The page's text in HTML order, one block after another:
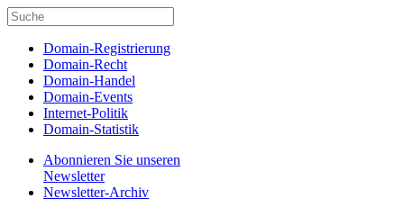
Domain-Registrierung
Domain-Recht
Domain-Handel
Domain-Events
Internet-Politik
Domain-Statistik
Abonnieren Sie unseren
Newsletter
Newsletter-Archiv